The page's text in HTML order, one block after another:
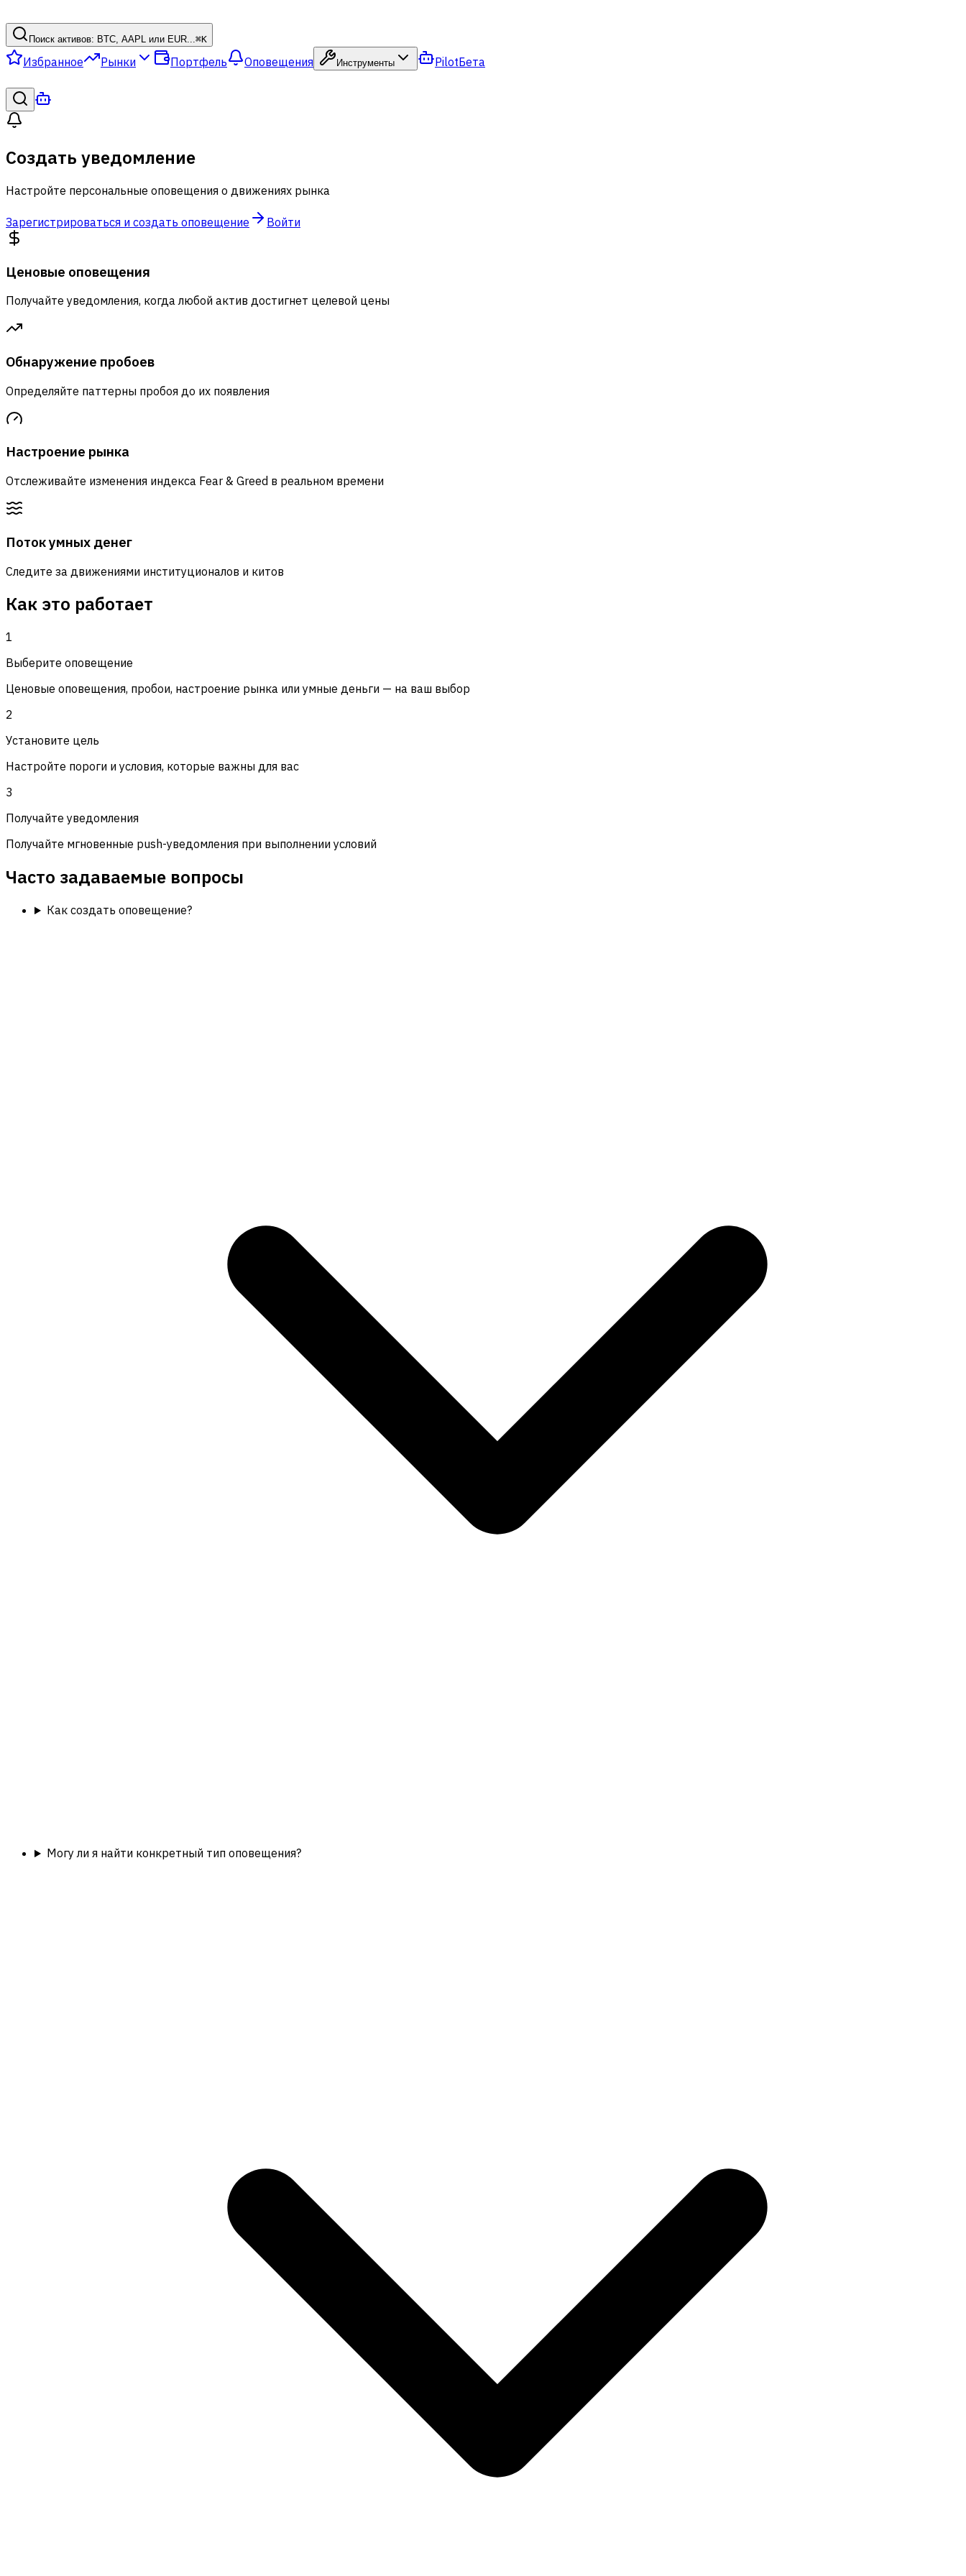
Поиск активов: BTC, AAPL или EUR...⌘K
Избранное Рынки Портфель Оповещения Инструменты PilotБета
Создать уведомление
Настройте персональные оповещения о движениях рынка
Зарегистрироваться и создать оповещение Войти
Ценовые оповещения
Получайте уведомления, когда любой актив достигнет целевой цены
Обнаружение пробоев
Определяйте паттерны пробоя до их появления
Настроение рынка
Отслеживайте изменения индекса Fear & Greed в реальном времени
Поток умных денег
Следите за движениями институционалов и китов
Как это работает
1
Выберите оповещение
Ценовые оповещения, пробои, настроение рынка или умные деньги — на ваш выбор
2
Установите цель
Настройте пороги и условия, которые важны для вас
3
Получайте уведомления
Получайте мгновенные push-уведомления при выполнении условий
Часто задаваемые вопросы
Как создать оповещение?
Могу ли я найти конкретный тип оповещения?